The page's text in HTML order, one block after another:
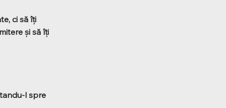
ci să îți
și să îți
l spre